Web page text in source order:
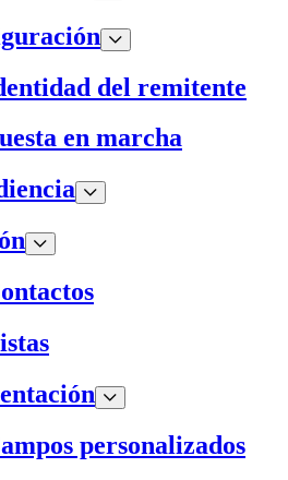
del remitente
en marcha
personalizados